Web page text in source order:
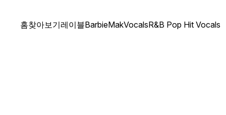
홈찾아보기레이블BarbieMakVocalsR&B Pop Hit Vocals